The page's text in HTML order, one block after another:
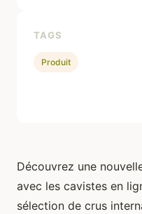
Découvrez une
avec les cavistes en
sélection de crus
TAGS
Produit